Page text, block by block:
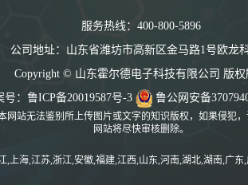
服务热线：400-800-5896
公司地址：山东省潍坊市高新区金马路1号欧龙
Copyright © 山东霍尔德电子科技有限公司 版权
： 鲁ICP备20019587号-3 鲁公网安备
网站无法鉴别所上传图片或文字的知识版权，如果侵犯
网站将尽快审核删除。
,上海,江苏,浙江,安徽,福建,江西,山东,河南,湖北,湖南,广